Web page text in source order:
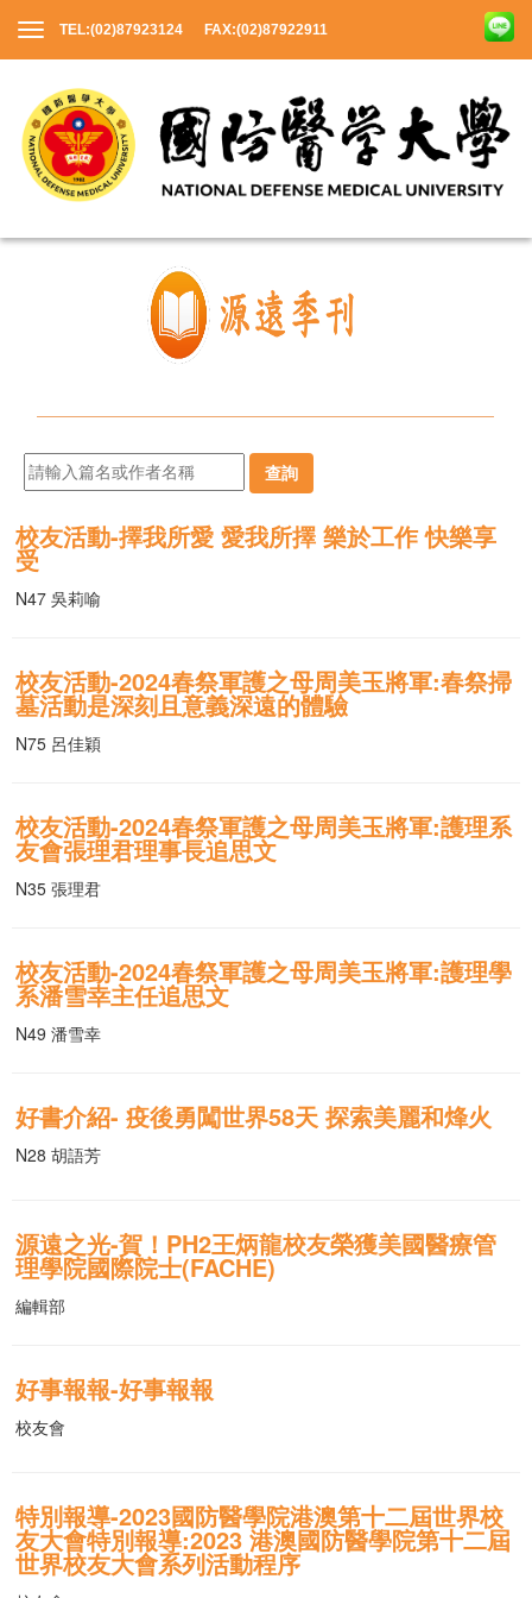
TEL:(02)87923124 FAX:(02)87922911
查詢
校友活動-擇我所愛 愛我所擇 樂於工作 快樂享
受
N47 吳莉喻
校友活動-2024春祭軍護之母周美玉將軍:春祭掃
墓活動是深刻且意義深遠的體驗
N75 呂佳穎
校友活動-2024春祭軍護之母周美玉將軍:護理系
友會張理君理事長追思文
N35 張理君
校友活動-2024春祭軍護之母周美玉將軍:護理學
系潘雪幸主任追思文
N49 潘雪幸
好書介紹- 疫後勇闖世界58天 探索美麗和烽火
N28 胡語芳
源遠之光-賀！PH2王炳龍校友榮獲美國醫療管
理學院國際院士(FACHE)
編輯部
好事報報-好事報報
校友會
特別報導-2023國防醫學院港澳第十二屆世界校
友大會特別報導:2023 港澳國防醫學院第十二屆
世界校友大會系列活動程序